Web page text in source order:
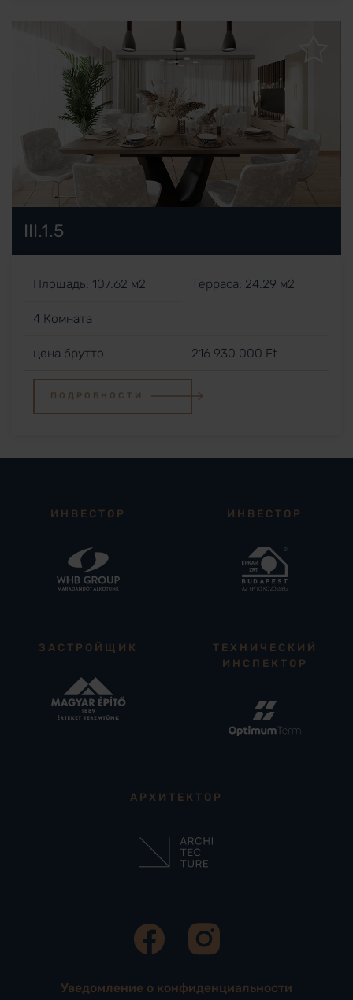
III.1.5
Площадь: 107.62 м2 Терраса: 24.29 м2
4 Комната
цена брутто 216 930 000 Ft
ПОДРОБНОСТИ
ИНВЕСТОР ИНВЕСТОР
ЗАСТРОЙЩИК
ТЕХНИЧЕСКИЙ
ИНСПЕКТОР
АРХИТЕКТОР
Уведомление о конфиденциальности